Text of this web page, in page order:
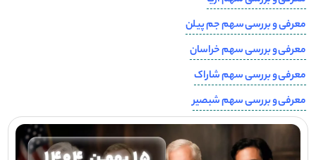
معرفی و بررسی سهم جم پیلن
معرفی و بررسی سهم خراسان
معرفی و بررسی سهم شاراک
معرفی و بررسی سهم شبصیر